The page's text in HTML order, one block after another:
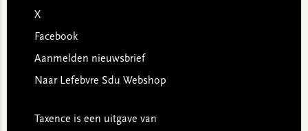
X
Facebook
Aanmelden nieuwsbrief
Naar Lefebvre Sdu Webshop
Taxence is een uitgave van